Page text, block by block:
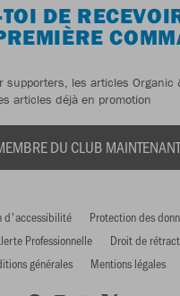
DE
supporters, les articles Organic
articles déjà en promotion
DU CLUB
d'accessibilité
Protection des
Professionnelle
Droit de
générales
Mentions légales